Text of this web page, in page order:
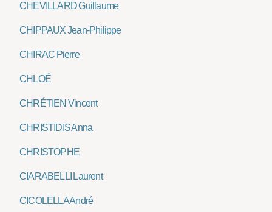
CHEVILLARD Guillaume
CHIPPAUX Jean-Philippe
CHIRAC Pierre
CHLOÉ
CHRÉTIEN Vincent
CHRISTIDIS Anna
CHRISTOPHE
CIARABELLI Laurent
CICOLELLA André